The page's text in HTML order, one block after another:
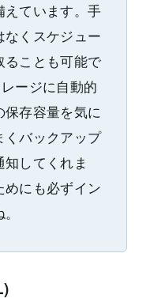
えています。手
くスケジュー
ることも可能で
ージに自動的
存容量を気に
くバックアップ
してくれま
にも必ずイン